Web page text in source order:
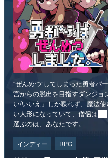
“ぜんめつ”してしまった勇者パ
宮からの脱出を目指すダンジョ
い/いいえ」しか喋れず、魔法
い人形になっていて、僧侶は
選ぶのは、あなたです。
インディー RPG